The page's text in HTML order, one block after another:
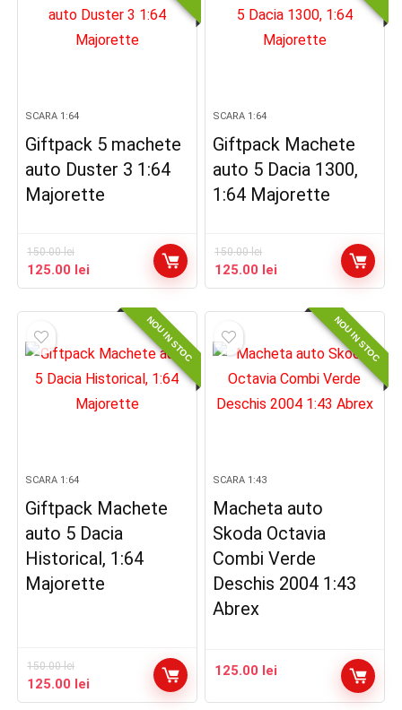
SCARA 1:64
Giftpack 5 machete
auto Duster 3 1:64
Majorette
150.00lei
Prețul
inițial
150.00 lei.
125.00 lei
curent
este:
125.00 lei.
SCARA 1:64
Giftpack Machete
auto 5 Dacia 1300,
1:64 Majorette
150.00lei
Prețul
inițial
150.00 lei.
125.00 lei
curent
este:
125.00 lei.
NOU IN STOC
SCARA 1:64
Giftpack Machete
auto 5 Dacia
Historical, 1:64
Majorette
150.00lei
Prețul
inițial
125.00 lei
curent
NOU IN STOC
SCARA 1:43
Macheta auto
Skoda Octavia
Combi Verde
Deschis 2004 1:43
Abrex
125.00 lei